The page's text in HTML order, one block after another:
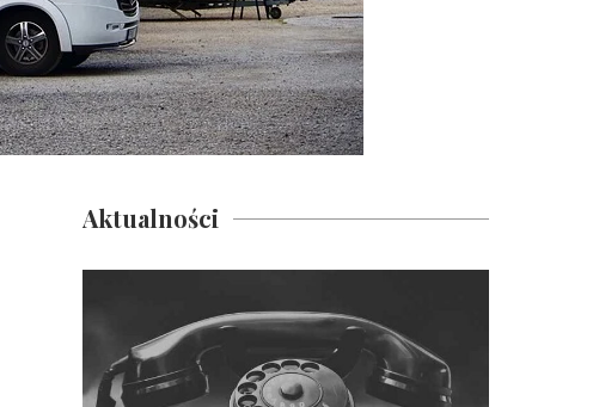
Aktualności